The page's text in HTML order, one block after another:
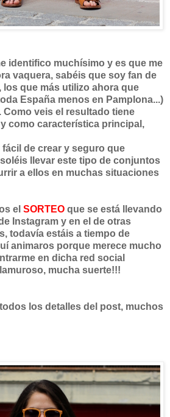
identifico muchísimo y es que me
vaquera, sabéis que soy fan de
que más utilizo ahora que
España menos en Pamplona...)
veis el resultado tiene
como característica principal,
de crear y seguro que
llevar este tipo de conjuntos
a ellos en muchas situaciones
el SORTEO que se está llevando
Instagram y en el de otras
todavía estáis a tiempo de
animaros porque merece mucho
en dicha red social
mucha suerte!!!
los detalles del post, muchos